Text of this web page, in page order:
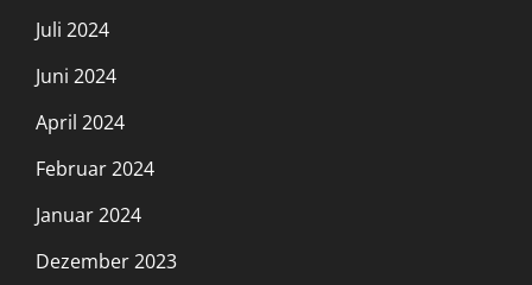
Juli 2024
Juni 2024
April 2024
Februar 2024
Januar 2024
Dezember 2023